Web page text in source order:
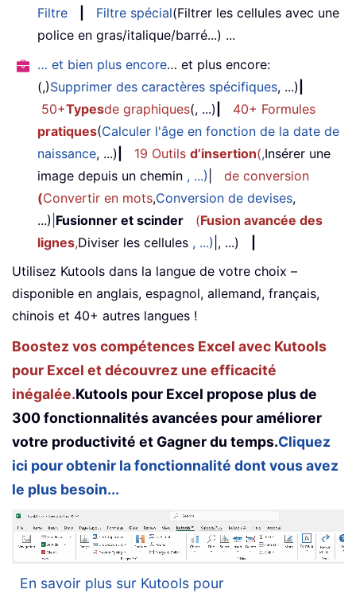
Filtre
Filtre spécial(Filtrer les cellules avec une
police en gras/italique/barré...) ...
… et bien plus encore… et plus encore:
(,)Supprimer des caractères spécifiques, ...)
50+Typesde graphiques(, ...)
40+ Formules
pratiques(Calculer l'âge en fonction de la date de
naissance, ...) 19 Outils d’insertion(,Insérer une
image depuis un chemin , ...)
de conversion
(Convertir en mots,Conversion de devises,
...) Fusionner et scinder (Fusion avancée des
lignes,Diviser les cellules , ...) |, ...)
Utilisez Kutools dans la langue de votre choix –
disponible en anglais, espagnol, allemand, français,
chinois et 40+ autres langues !
Boostez vos compétences Excel avec Kutools
pour Excel et découvrez une efficacité
inégalée.Kutools pour Excel propose plus de
300 fonctionnalités avancées pour améliorer
votre productivité et Gagner du temps.Cliquez
ici pour obtenir la fonctionnalité dont vous avez
le plus besoin...
En savoir plus sur Kutools pour